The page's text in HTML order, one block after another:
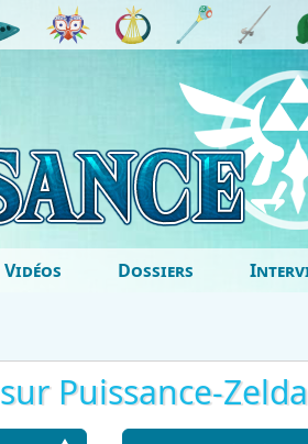
Vidéos Dossiers
sur Puissance-Zelda